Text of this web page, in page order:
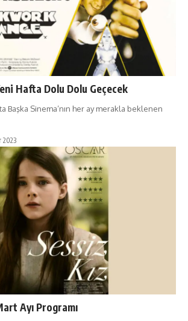
Hafta Dolu Dolu Geçecek
Başka Sinema’nın her ay merakla beklenen
2023
Ayı Programı